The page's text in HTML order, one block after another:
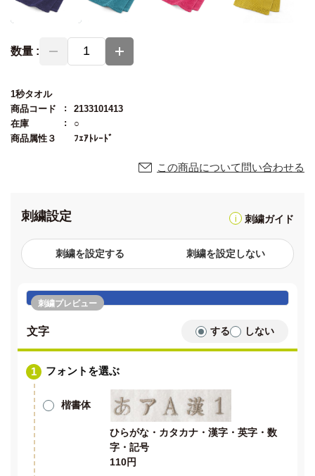
数量 :
1秒タオル
商品コード
2133101413
在庫
○
商品属性３
ﾌｪｱﾄﾚｰﾄﾞ
この商品について問い合わせる
刺繍設定 刺繍ガイド
刺繍を設定する 刺繍を設定しない
刺繍プレビュー
文字 する しない
フォントを選ぶ
楷書体
ひらがな・カタカナ・漢字・英字・数
字・記号
110円